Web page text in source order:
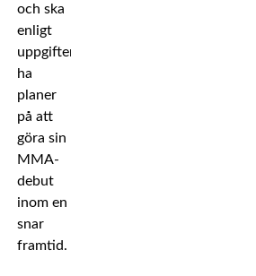
och ska
enligt
uppgifter
ha
planer
på att
göra sin
MMA-
debut
inom en
snar
framtid.